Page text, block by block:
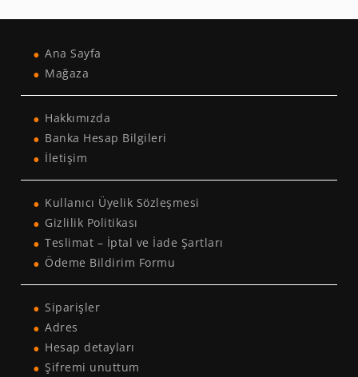
Ana Sayfa
Mağaza
Hakkımızda
Banka Hesap Bilgileri
İletişim
Kullanıcı Üyelik Sözleşmesi
Gizlilik Politikası
Teslimat – İptal ve İade Şartları
Ödeme Bildirim Formu
Siparişler
Adres
Hesap detayları
Şifremi unuttum